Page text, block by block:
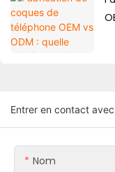
Entrer en contact
Nom